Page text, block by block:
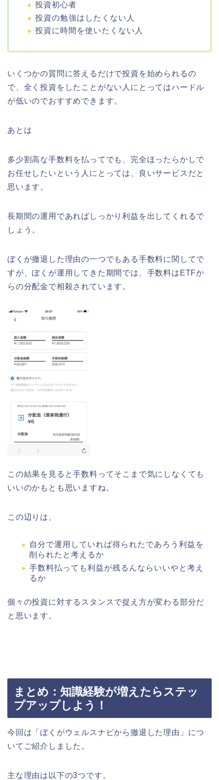
投資初心者
投資の勉強はしたくない人
投資に時間を使いたくない人
いくつかの質問に答えるだけで投資を始められるの
で、全く投資をしたことがない人にとってはハードル
が低いのでおすすめできます。
あとは
多少割高な手数料を払ってでも、完全ほったらかしで
お任せしたいという人にとっては、良いサービスだと
思います。
長期間の運用であればしっかり利益を出してくれるで
しょう。
ぼくが撤退した理由の一つでもある手数料に関してで
すが、ぼくが運用してきた期間では、手数料はETFか
らの分配金で相殺されています。
この結果を見ると手数料ってそこまで気にしなくても
いいのかもとも思いますね。
この辺りは、
自分で運用していれば得られたであろう利益を
削られたと考えるか
手数料払っても利益が残るんならいいやと考え
るか
個々の投資に対するスタンスで捉え方が変わる部分だ
と思います。
まとめ：知識経験が増えたらステッ
プアップしよう！
今回は「ぼくがウェルスナビから撤退した理由」につ
いてご紹介しました。
主な理由は以下の3つです。